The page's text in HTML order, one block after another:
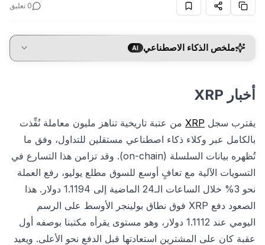
0 تعليق
ملخص الذكاء الاصطناعي AI
أخبار XRP
يقترب سجل XRP من عتبة تاريخية تناهز مليون معاملة نُفِّذت
بالكامل عبر وكلاء ذكاء اصطناعي مستقلين للتداول، وفق ما
تُظهره بيانات السلسلة (on-chain). وقد تزامن هذا التسارع في
التسويات الآلية مع تعافٍ أوسع للسوق مطلع يوليو، رفع العملة
نحو 3% خلال الساعات الـ24 الماضية إلى 1.1194 دولار. هذا
الصعود دفع XRP فوق نطاق بولينجر الأوسط على الرسم
اليومي عند 1.1112 دولار، وهو مستوى يقرأه مكتبنا بوصفه أول
عقبة كان على المشترين استعادتها قبل الدفع نحو الأعلى. ويعيد